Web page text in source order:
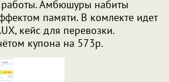
работы. Амбюшуры набиты
памяти. В комлекте идет
кейс для перевозки.
купона на 573р.